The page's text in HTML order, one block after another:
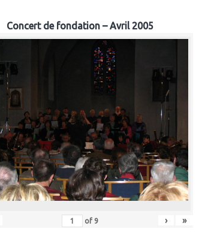
Concert de fondation – Avril 2005
of 9 › »